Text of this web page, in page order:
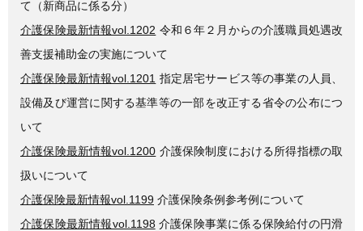
て（新商品に係る分）
介護保険最新情報vol.1202 令和６年２月からの介護職員処遇改
善支援補助金の実施について
介護保険最新情報vol.1201 指定居宅サービス等の事業の人員、
設備及び運営に関する基準等の一部を改正する省令の公布につ
いて
介護保険最新情報vol.1200 介護保険制度における所得指標の取
扱いについて
介護保険最新情報vol.1199 介護保険条例参考例について
介護保険最新情報vol.1198 介護保険事業に係る保険給付の円滑